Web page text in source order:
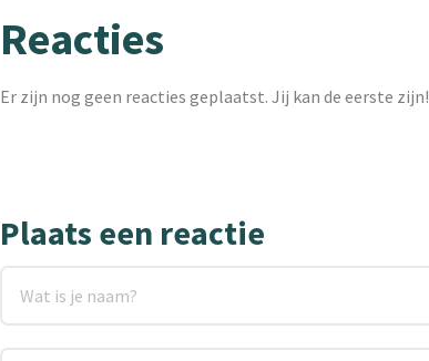
Reacties
Er zijn nog geen reacties geplaatst. Jij kan de eerste zijn!
Plaats een reactie